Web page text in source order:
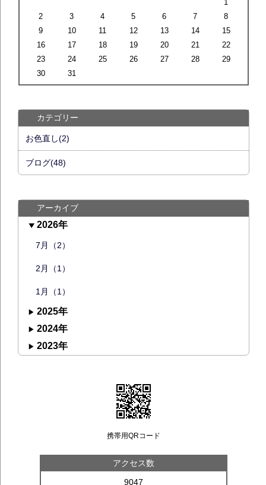
1
2
3 4 5 6 7
8
9
10 11 12 13 14
15
16
17 18 19 20 21
22
23
24 25 26 27 28
29
30
31
カテゴリー
お色直し(2)
ブログ(48)
アーカイブ
2026年
7月（2）
2月（1）
1月（1）
2025年
2024年
2023年
携帯用QRコード
アクセス数
9047